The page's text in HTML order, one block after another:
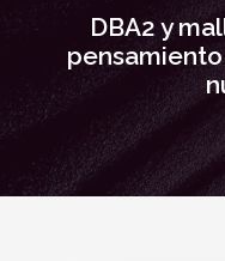
DBA2 y